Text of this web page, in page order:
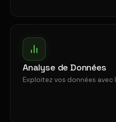
Analyse de Données
Exploitez vos données